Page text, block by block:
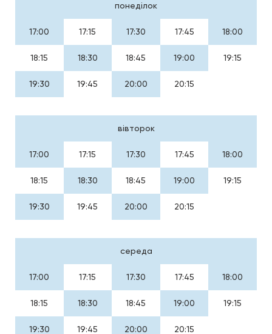
понеділок
17:00 17:15 17:30 17:45 18:00
18:15 18:30 18:45 19:00 19:15
19:30 19:45 20:00 20:15
вівторок
17:00 17:15 17:30 17:45 18:00
18:15 18:30 18:45 19:00 19:15
19:30 19:45 20:00 20:15
середа
17:00 17:15 17:30 17:45 18:00
18:15 18:30 18:45 19:00 19:15
19:30 19:45 20:00 20:15